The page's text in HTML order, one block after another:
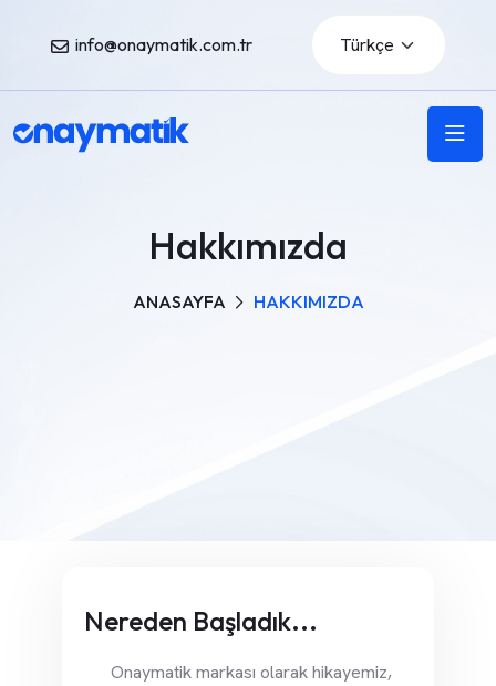
info@onaymatik.com.tr
Hakkımızda
ANASAYFA HAKKIMIZDA
Nereden Başladık...
Onaymatik markası olarak hikayemiz,